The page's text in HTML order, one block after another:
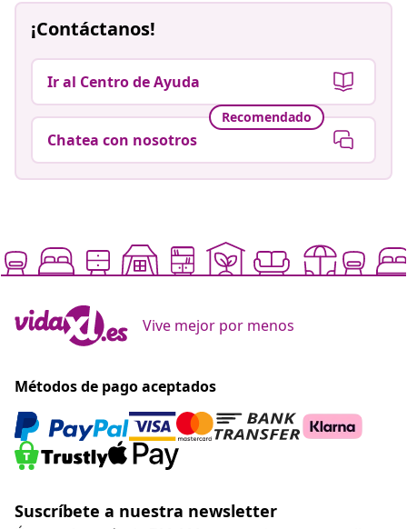
¡Contáctanos!
Ir al Centro de Ayuda
Recomendado
Chatea con nosotros
Vive mejor por menos
Métodos de pago aceptados
Suscríbete a nuestra newsletter